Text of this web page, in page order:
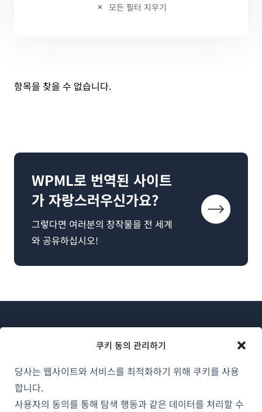
쿠키 동의 관리하기
당사는 웹사이트와 서비스를 최적화하기 위해 쿠키를 사용
합니다.
사용자의 동의를 통해 탐색 행동과 같은 데이터를 처리할 수
모든 필터 지우기
항목을 찾을 수 없습니다.
WPML로 번역된 사이트
가 자랑스러우신가요?
그렇다면 여러분의 창작물을 전 세계
와 공유하십시오!
WPML 소개
GDPR 및 개인정보 처리방침